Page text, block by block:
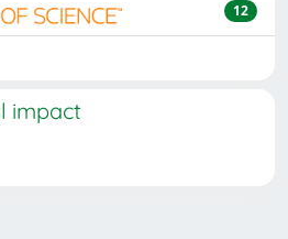
12
impact